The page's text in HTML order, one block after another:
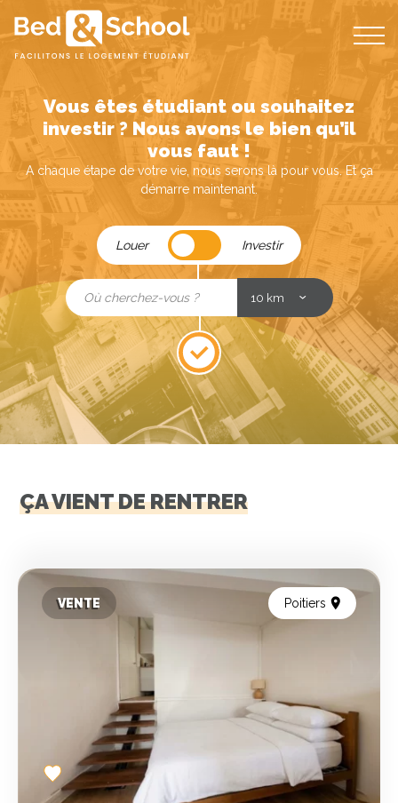
Bed
and
School
Vous êtes étudiant ou souhaitez
investir ? Nous avons le bien qu’il
vous faut !
A chaque étape de votre vie, nous serons là pour vous. Et ça
démarre maintenant.
Louer
Louer
/
Investir
Investir
ÇA VIENT DE RENTRER
VENTE Poitiers
Add
to
favorites